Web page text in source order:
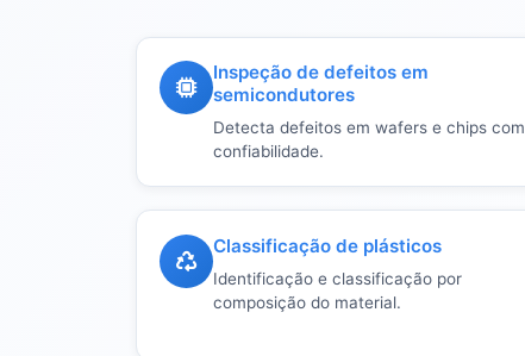
Inspeção de defeitos em
semicondutores
Detecta defeitos em wafers e chips com
confiabilidade.
Classificação de plásticos
Identificação e classificação por
composição do material.